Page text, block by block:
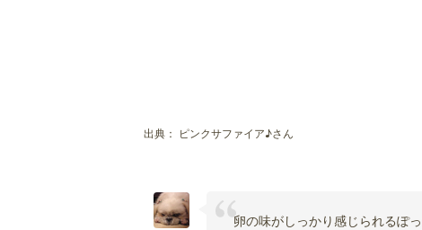
出典： ピンクサファイア♪さん
卵の味がしっかり感じられるぽ